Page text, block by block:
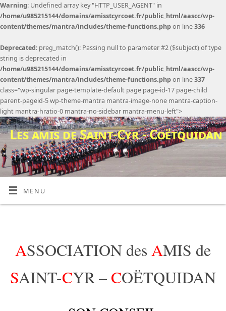
Warning: Undefined array key "HTTP_USER_AGENT" in
/home/u985215144/domains/amisstcyrcoet.fr/public_html/aascc/wp-
content/themes/mantra/includes/theme-functions.phpon line336
Deprecated: preg_match(): Passing null to parameter #2 ($subject) of type
string is deprecated in
/home/u985215144/domains/amisstcyrcoet.fr/public_html/aascc/wp-
content/themes/mantra/includes/theme-functions.phpon line337
class="wp-singular page-template-default page page-id-17 page-child
parent-pageid-5 wp-theme-mantra mantra-image-none mantra-caption-
light mantra-hratio-0 mantra-no-sidebar mantra-menu-left">
Les amis de Saint-Cyr - Coëtquidan
MENU
ASSOCIATION des AMIS de
SAINT-CYR – COËTQUIDAN